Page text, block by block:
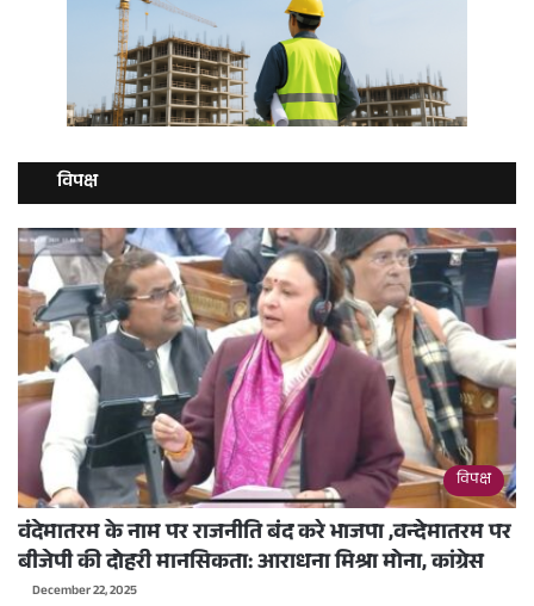
विपक्ष
विपक्ष
वंदेमातरम के नाम पर राजनीति बंद करे भाजपा ,वन्देमातरम पर
बीजेपी की दोहरी मानसिकता: आराधना मिश्रा मोना, कांग्रेस
December 22, 2025